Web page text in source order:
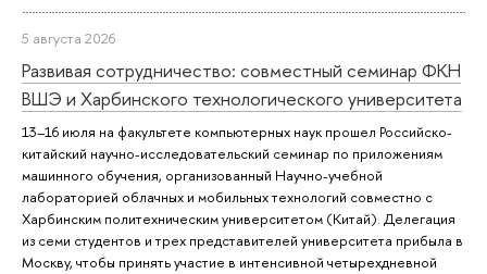
5 августа 2026
Развивая сотрудничество: совместный семинар ФКН
ВШЭ и Харбинского технологического университета
13–16 июля на факультете компьютерных наук прошел Российско-
китайский научно-исследовательский семинар по приложениям
машинного обучения, организованный Научно-учебной
лабораторией облачных и мобильных технологий совместно с
Харбинским политехническим университетом (Китай). Делегация
из семи студентов и трех представителей университета прибыла в
Москву, чтобы принять участие в интенсивной четырехдневной